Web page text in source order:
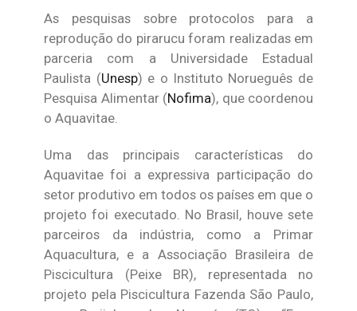
As pesquisas sobre protocolos para a
reprodução do pirarucu foram realizadas em
parceria com a Universidade Estadual
Paulista (Unesp) e o Instituto Norueguês de
Pesquisa Alimentar (Nofima), que coordenou
o Aquavitae.
Uma das principais características do
Aquavitae foi a expressiva participação do
setor produtivo em todos os países em que o
projeto foi executado. No Brasil, houve sete
parceiros da indústria, como a Primar
Aquacultura, e a Associação Brasileira de
Piscicultura (Peixe BR), representada no
projeto pela Piscicultura Fazenda São Paulo,